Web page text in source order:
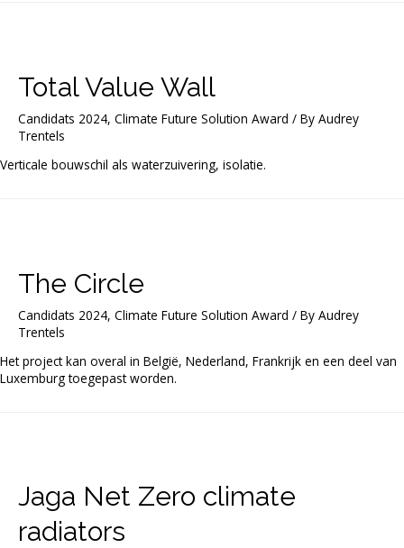
Total Value Wall
Candidats 2024, Climate Future Solution Award / By Audrey
Trentels
Verticale bouwschil als waterzuivering, isolatie.
The Circle
Candidats 2024, Climate Future Solution Award / By Audrey
Trentels
Het project kan overal in België, Nederland, Frankrijk en een deel van
Luxemburg toegepast worden.
Jaga Net Zero climate
radiators